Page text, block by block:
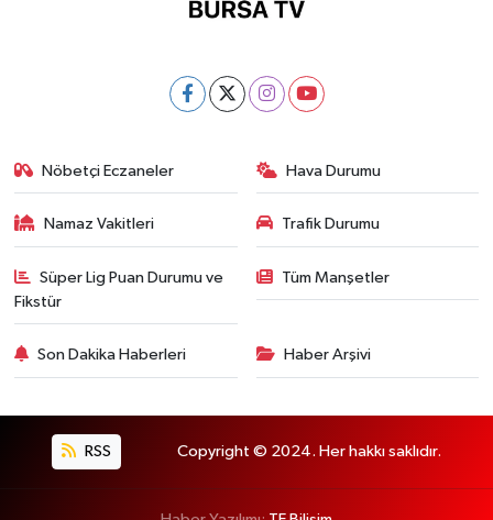
Nöbetçi Eczaneler Hava Durumu
Namaz Vakitleri Trafik Durumu
Süper Lig Puan Durumu ve
Fikstür
Tüm Manşetler
Son Dakika Haberleri Haber Arşivi
RSS Copyright © 2024. Her hakkı saklıdır.